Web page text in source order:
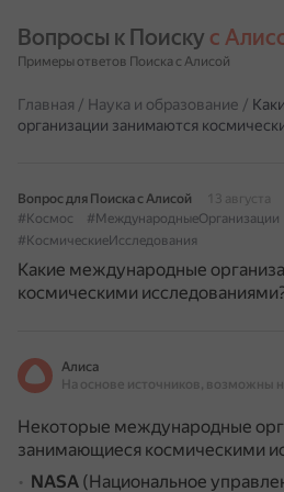
Вопросы к Поиску с
Примеры ответов Поиска с Алисой
Главная / Наука и образование /
организации занимаются
Вопрос для Поиска с Алисой
13 августа
#Космос
#МеждународныеОрганизации
#КосмическиеИсследования
Какие международные
космическими
Алиса
Некоторые международные
занимающиеся космическими
NASA (Национальное